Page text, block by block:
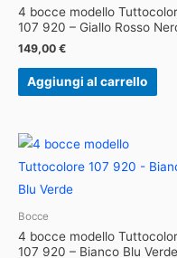
4 bocce modello
107 920 – Giallo Rosso
149,00 €
Aggiungi al carrello
Bocce
4 bocce modello
107 920 – Bianco Blu Verde